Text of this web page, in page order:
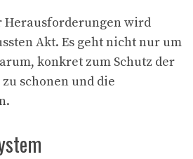
Herausforderungen wird
Akt. Es geht nicht nur um
konkret zum Schutz der
schonen und die